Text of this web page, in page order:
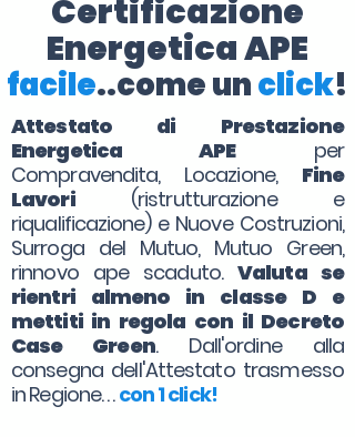
Certificazione
Energetica APE
facile..come unclick!
Attestato di Prestazione
Energetica APEper
Compravendita, Locazione, Fine
Lavori(ristrutturazione e
riqualificazione) e Nuove Costruzioni,
Surroga del Mutuo, Mutuo Green,
rinnovo ape scaduto.Valuta se
rientri almeno in classe D e
mettiti in regola con il Decreto
Case Green. Dall'ordine alla
consegna dell'Attestato trasmesso
in Regione. . .con 1 click!